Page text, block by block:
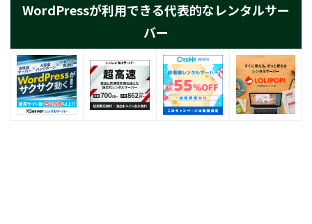
WordPressが利用できる代表的なレンタルサー
バー